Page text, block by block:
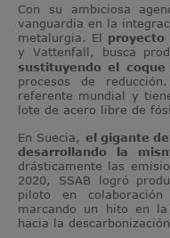
Con su ambiciosa
vanguardia en la
metalurgia. El proyecto
y Vattenfall, busca
sustituyendo el
procesos de
referente mundial y
lote de acero libre de
En Suecia, el gigante
desarrollando la
drásticamente las
2020, SSAB logró
piloto en
marcando un hito en
hacia la